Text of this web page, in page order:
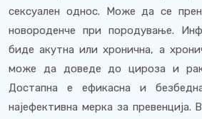
сексуален однос. Може да се
новороденче при породување.
биде акутна или хронична, а
може да доведе до цироза и
Достапна е ефикасна и
најефективна мерка за превенција.